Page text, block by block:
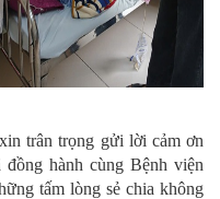
trân trọng gửi lời cảm ơn
đồng hành cùng Bệnh viện
tấm lòng sẻ chia không